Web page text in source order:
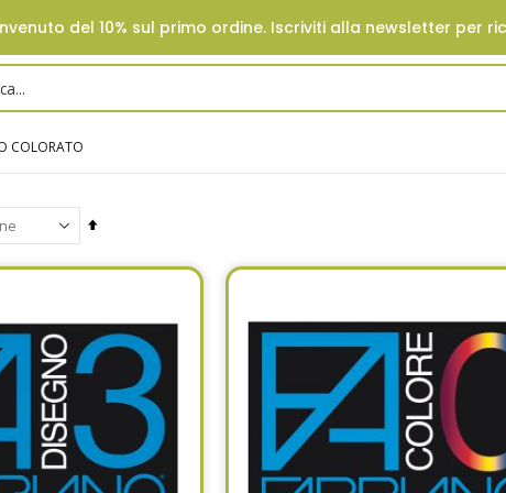
del 10% sul primo ordine. Iscriviti alla newsletter per
COLORATO
Set